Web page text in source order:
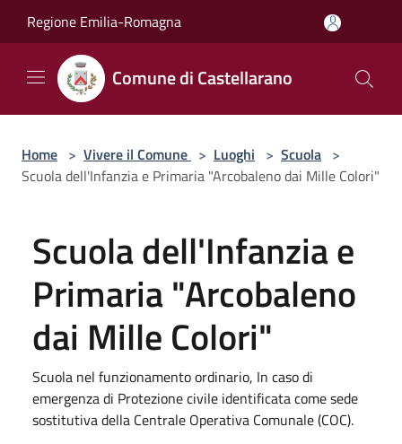
Regione Emilia-Romagna
Comune di Castellarano
Home > Vivere il Comune > Luoghi > Scuola >
Scuola dell'Infanzia e Primaria "Arcobaleno dai Mille Colori"
Scuola dell'Infanzia e
Primaria "Arcobaleno
dai Mille Colori"
Scuola nel funzionamento ordinario, In caso di
emergenza di Protezione civile identificata come sede
sostitutiva della Centrale Operativa Comunale (COC).